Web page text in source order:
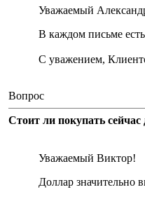
Уважаемый
В каждом письме
С уважением,
Вопрос
Стоит ли покупать сейчас
Уважаемый Виктор!
Доллар значительно